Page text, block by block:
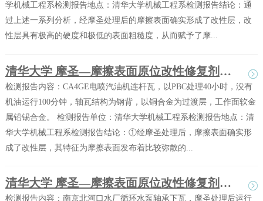
学机械工程系检测报告地点：清华大学机械工程系检测报告结论：通
过上述一系列分析，经摩圣处理后的摩擦表面确实形成了改性层，改
性层具有极高的硬度和极低的表面粗糙度，从而赋予了摩...
清华大学 摩圣—摩擦表面原位改性修复剂（PBC）作用分析试验报告之二
检测报告内容：CA4GE电喷汽油机连杆瓦，以PBC处理40小时，没有
机油运行100分钟，轴瓦结构为钢背，以铜合金为过渡层，工作面软金
属铅锡合金。 检测报告单位：清华大学机械工程系检测报告地点：清
华大学机械工程系检测报告结论：①经摩圣处理后，摩擦表面确实形
成了改性层，其特征为摩擦表面发布着比较弥散的...
清华大学 摩圣—摩擦表面原位改性修复剂（PBC）作用分析试验报告之一
检测报告内容：南京北河口水厂循环水泵轴承下瓦，摩圣处理后运行